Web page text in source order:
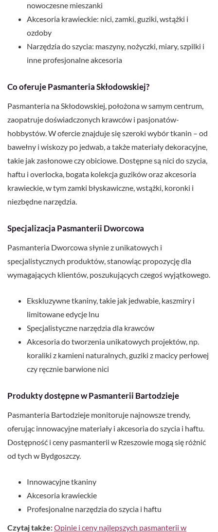
nowoczesne mieszanki
Akcesoria krawieckie: nici, zamki, guziki, wstążki i
ozdoby
Narzędzia do szycia: maszyny, nożyczki, miary, szpilki i
inne profesjonalne akcesoria
Co oferuje Pasmanteria Skłodowskiej?
Pasmanteria na Skłodowskiej, położona w samym centrum,
zaopatruje doświadczonych krawców i pasjonatów-
hobbystów. W ofercie znajduje się szeroki wybór tkanin – od
bawełny i wiskozy po jedwab, a także materiały dekoracyjne,
takie jak zasłonowe czy obiciowe. Dostępne są nici do szycia,
haftu i overlocka, bogata kolekcja guzików oraz akcesoria
krawieckie, w tym zamki błyskawiczne, wstążki, koronki i
niezbędne narzędzia.
Specjalizacja Pasmanterii Dworcowa
Pasmanteria Dworcowa słynie z unikatowych i
specjalistycznych produktów, stanowiąc propozycję dla
wymagających klientów, poszukujących czegoś wyjątkowego.
Ekskluzywne tkaniny, takie jak jedwabie, kaszmiry i
limitowane edycje lnu
Specjalistyczne narzędzia dla krawców
Akcesoria do tworzenia unikatowych projektów, np.
koraliki z kamieni naturalnych, guziki z macicy perłowej
czy ręcznie barwione nici
Produkty dostępne w Pasmanterii Bartodzieje
Pasmanteria Bartodzieje monitoruje najnowsze trendy,
oferując innowacyjne materiały i akcesoria do szycia i haftu.
Dostępność i ceny pasmanterii w Rzeszowie mogą się różnić
od tych w Bydgoszczy.
Innowacyjne tkaniny
Akcesoria krawieckie
Profesjonalne narzędzia do szycia i haftu
Czytaj także:Opinie i ceny najlepszych pasmanterii w